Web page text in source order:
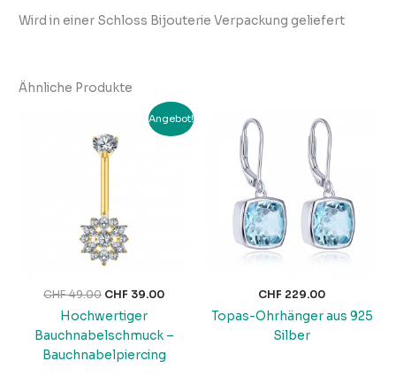
Wird in einer Schloss Bijouterie Verpackung geliefert
Ähnliche Produkte
Angebot!
CHF49.00
Ursprünglicher
war:
CHF 49.00
CHF 39.00
Aktueller
Preis
Hochwertiger
Bauchnabelschmuck –
Bauchnabelpiercing
CHF 229.00
Topas-Ohrhänger aus 925
Silber